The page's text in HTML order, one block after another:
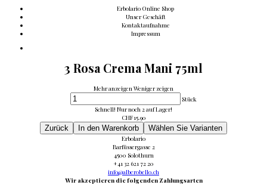
Erbolario Online Shop
Unser Geschäft
Kontaktaufnahme
Impressum
3 Rosa Crema Mani 75ml
Mehr anzeigen Weniger zeigen
Stück
Schnell! Nur noch 2 auf Lager!
CHF15.90
Zurück In den Warenkorb Wählen Sie Varianten
Erbolario
Barfüssergasse 2
4500 Solothurn
+41 32 621 72 20
info@alberobello.ch
Wir akzeptieren die folgenden Zahlungsarten